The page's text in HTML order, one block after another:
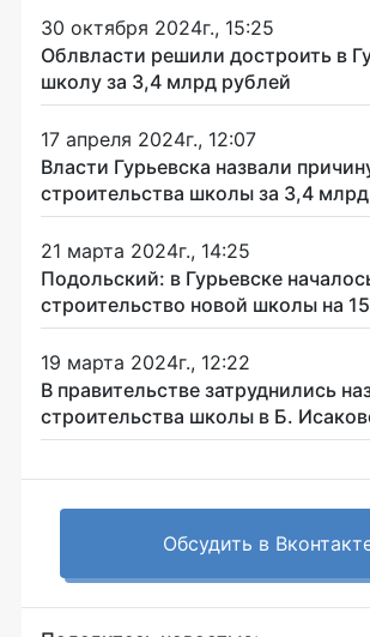
30 октября 2024г., 15:25
Облвласти решили достроить в
школу за 3,4 млрд рублей
17 апреля 2024г., 12:07
Власти Гурьевска назвали
строительства школы за 3,4
21 марта 2024г., 14:25
Подольский: в Гурьевске
строительство новой школы на
19 марта 2024г., 12:22
В правительстве затруднились
строительства школы в Б.
Обсудить в